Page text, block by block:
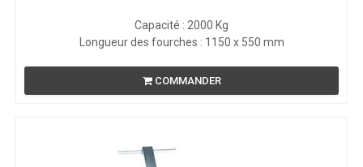
Capacité : 2000 Kg
Longueur des fourches : 1150 x 550 mm
COMMANDER